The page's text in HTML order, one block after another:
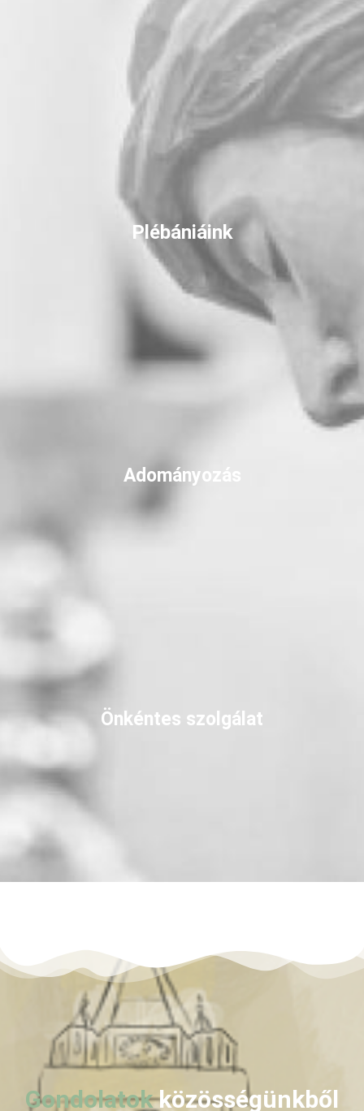
Plébániáink
Adományozás
Önkéntes szolgálat
Gondolatok közösségünkből